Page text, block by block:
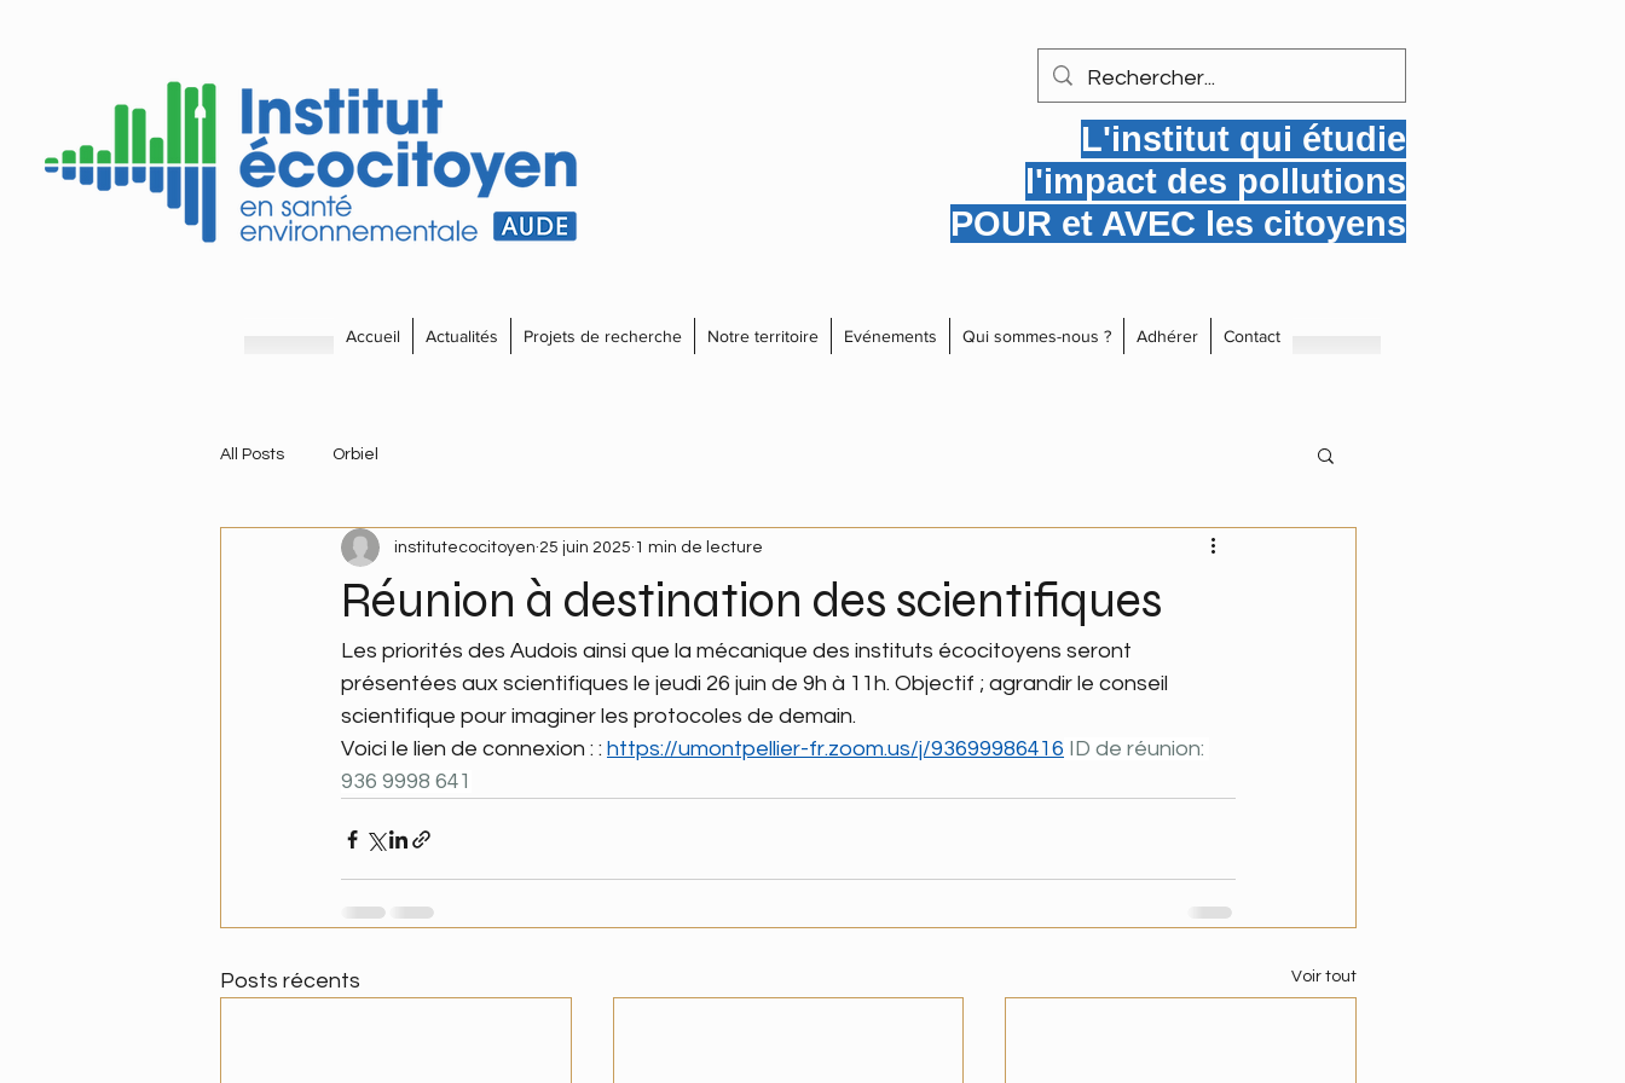
L'institut qui étudie
l'impact des pollutions
POUR et AVEC les citoyens
Accueil Actualités Projets de recherche Notre territoire Evénements Qui sommes-nous ? Adhérer Contact
All Posts Orbiel
Réunion à destination des scientifiques
institutecocitoyen 25 juin 2025 1 min de lecture
Les priorités des Audois ainsi que la mécanique des instituts écocitoyens seront
présentées aux scientifiques le jeudi 26 juin de 9h à 11h. Objectif ; agrandir le conseil
scientifique pour imaginer les protocoles de demain.
Voici le lien de connexion : : https://umontpellier-fr.zoom.us/j/93699986416 ID de réunion:
936 9998 641
Posts récents Voir tout